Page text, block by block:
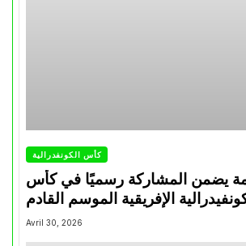
كأس الكونفدرالية
يضمن المشاركة رسميًا في كأس
Avril 30, 2026